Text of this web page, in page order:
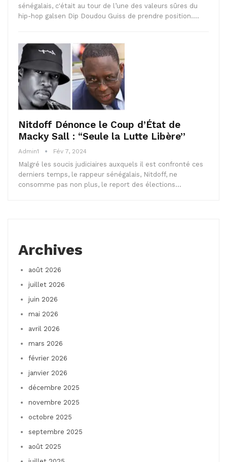
sénégalais, c'était au tour de l’une des valeurs sûres du
hip-hop galsen Dip Doudou Guiss de prendre position.…
Nitdoff Dénonce le Coup d’État de
Macky Sall : “Seule la Lutte Libère”
Admin1 Fév 7, 2024
Malgré les soucis judiciaires auxquels il est confronté ces
derniers temps, le rappeur sénégalais, Nitdoff, ne
consomme pas non plus, le report des élections…
Archives
août 2026
juillet 2026
juin 2026
mai 2026
avril 2026
mars 2026
février 2026
janvier 2026
décembre 2025
novembre 2025
octobre 2025
septembre 2025
août 2025